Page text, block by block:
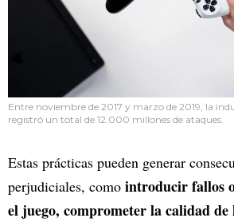
Entre noviembre de 2017 y marzo de 2019, la
registró un total de 12.000 millones de ataques.
Estas prácticas pueden generar
perjudiciales, como introducir fallos
el juego, comprometer la calidad de